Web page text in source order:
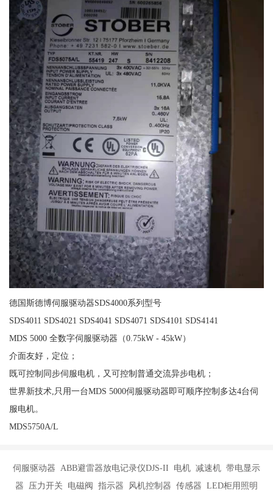
德国斯德博伺服驱动器SDS4000系列型号
SDS4011 SDS4021 SDS4041 SDS4071 SDS4101 SDS4141
MDS 5000 全数字伺服驱动器（0.75kW - 45kW）
介面友好，定位；
既可控制同步伺服电机，又可控制普通交流异步电机；
世界新技术,只用一台MDS 5000伺服驱动器即可顺序控制多达4台伺
服电机。
MDS5750A/L
伺服驱动器 ABB避雷器放电记录仪DJS-II 电机 减速机 带电显示
器 压力开关 电磁阀 指示器 风机控制器 传感器 LED柜用照明